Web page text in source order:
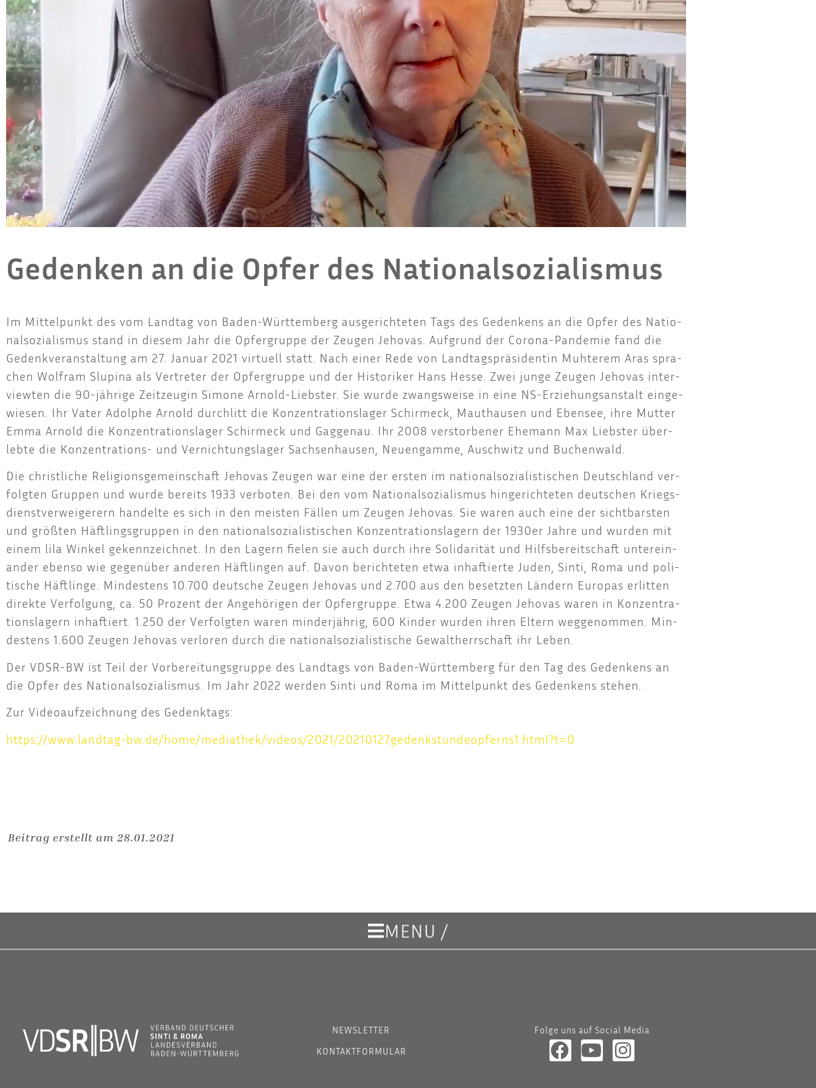
Gedenken an die Opfer des Nationalsozialismus
Im Mit­tel­punkt des vom Land­tag von Baden-Würt­tem­berg aus­ge­rich­te­ten Tags des Geden­kens an die Opfer des Natio­
nal­so­zia­lis­mus stand in die­sem Jahr die Opfer­grup­pe der Zeu­gen Jeho­vas. Auf­grund der Coro­na-Pan­de­mie fand die
Gedenk­ver­an­stal­tung am 27. Janu­ar 2021 vir­tu­ell statt. Nach einer Rede von Land­tags­prä­si­den­tin Muh­te­rem Aras spra­
chen Wolf­ram Slu­pi­na als Ver­tre­ter der Opfer­grup­pe und der His­to­ri­ker Hans Hes­se. Zwei jun­ge Zeu­gen Jeho­vas inter­
view­ten die 90-jäh­ri­ge Zeit­zeu­gin Simo­ne Arnold-Liebs­ter. Sie wur­de zwangs­wei­se in eine NS-Erzie­hungs­an­stalt ein­ge­
wie­sen. Ihr Vater Adol­phe Arnold durch­litt die Kon­zen­tra­ti­ons­la­ger Schir­m­eck, Maut­hau­sen und Eben­see, ihre Mut­ter
Emma Arnold die Kon­zen­tra­ti­ons­la­ger Schir­m­eck und Gag­ge­nau. Ihr 2008 ver­stor­be­ner Ehe­mann Max Liebs­ter über­
leb­te die Kon­zen­tra­ti­ons- und Ver­nich­tungs­la­ger Sach­sen­hau­sen, Neu­en­gam­me, Ausch­witz und Buchenwald.
Die christ­li­che Reli­gi­ons­ge­mein­schaft Jeho­vas Zeu­gen war eine der ers­ten im natio­nal­so­zia­lis­ti­schen Deutsch­land ver­
folg­ten Grup­pen und wur­de bereits 1933 ver­bo­ten. Bei den vom Natio­nal­so­zia­lis­mus hin­ge­rich­te­ten deut­schen Kriegs­
dienst­ver­wei­ge­rern han­del­te es sich in den meis­ten Fäl­len um Zeu­gen Jeho­vas. Sie waren auch eine der sicht­bars­ten
und größ­ten Häft­lings­grup­pen in den natio­nal­so­zia­lis­ti­schen Kon­zen­tra­ti­ons­la­gern der 1930er Jah­re und wur­den mit
einem lila Win­kel gekenn­zeich­net. In den Lagern fie­len sie auch durch ihre Soli­da­ri­tät und Hilfs­be­reit­schaft unter­ein­
an­der eben­so wie gegen­über ande­ren Häft­lin­gen auf. Davon berich­te­ten etwa inhaf­tier­te Juden, Sin­ti, Roma und poli­
ti­sche Häft­lin­ge. Min­des­tens 10.700 deut­sche Zeu­gen Jeho­vas und 2.700 aus den besetz­ten Län­dern Euro­pas erlit­ten
direk­te Ver­fol­gung, ca. 50 Pro­zent der Ange­hö­ri­gen der Opfer­grup­pe. Etwa 4.200 Zeu­gen Jeho­vas waren in Kon­zen­tra­
ti­ons­la­gern inhaf­tiert. 1.250 der Ver­folg­ten waren min­der­jäh­rig, 600 Kin­der wur­den ihren Eltern weg­ge­nom­men. Min­
des­tens 1.600 Zeu­gen Jeho­vas ver­lo­ren durch die natio­nal­so­zia­lis­ti­sche Gewalt­herr­schaft ihr Leben.
Der VDSR-BW ist Teil der Vor­be­rei­tungs­grup­pe des Land­tags von Baden-Würt­tem­berg für den Tag des Geden­kens an
die Opfer des Natio­nal­so­zia­lis­mus. Im Jahr 2022 wer­den Sin­ti und Roma im Mit­tel­punkt des Geden­kens stehen.
Zur Video­auf­zeich­nung des Gedenktags:
https://​www​.land​tag​-bw​.de/​h​o​m​e​/​m​e​d​i​a​t​h​e​k​/​v​i​d​e​o​s​/​2​0​2​1​/​2​0​2​1​0​1​2​7​g​e​d​e​n​k​s​t​u​n​d​e​o​p​f​e​r​n​s​1​.​h​t​m​l​?​t=0
Beitrag erstellt am 28.01.2021
MENU /
NEWSLETTER
KONTAKTFORMULAR
Folge uns auf Social Media